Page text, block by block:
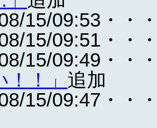
15/09:53・・
15/09:51・・
15/09:49・・
！」 追加
15/09:47・・